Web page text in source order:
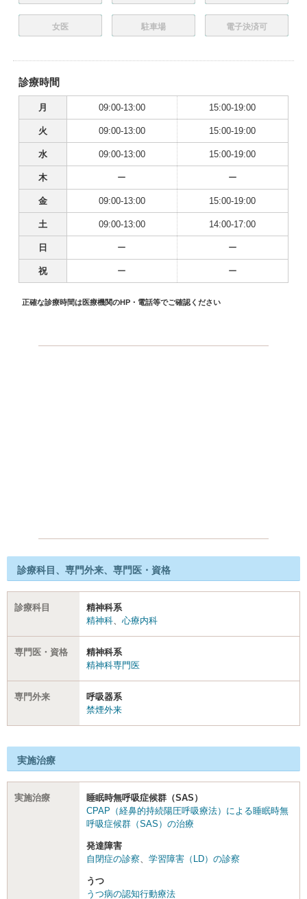
女医 駐車場 電子決済可
診療時間
月 09:00-13:00 15:00-19:00
火 09:00-13:00 15:00-19:00
水 09:00-13:00 15:00-19:00
木 ー ー
金 09:00-13:00 15:00-19:00
土 09:00-13:00 14:00-17:00
日 ー ー
祝 ー ー
正確な診療時間は医療機関のHP・電話等でご確認ください
診療科目、専門外来、専門医・資格
診療科目
精神科系
精神科
心療内科
専門医・資格
精神科系
精神科専門医
専門外来
呼吸器系
禁煙外来
実施治療
実施治療
睡眠時無呼吸症候群（SAS）
CPAP（経鼻的持続陽圧呼吸療法）による睡眠時無
呼吸症候群（SAS）の治療
発達障害
自閉症の診察
学習障害（LD）の診察
うつ
うつ病の認知行動療法